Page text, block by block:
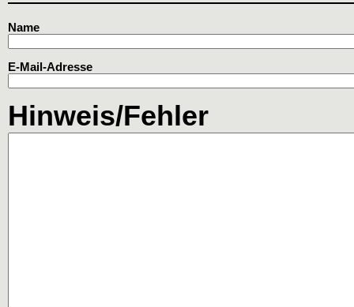
Name
E-Mail-Adresse
Hinweis/Fehler